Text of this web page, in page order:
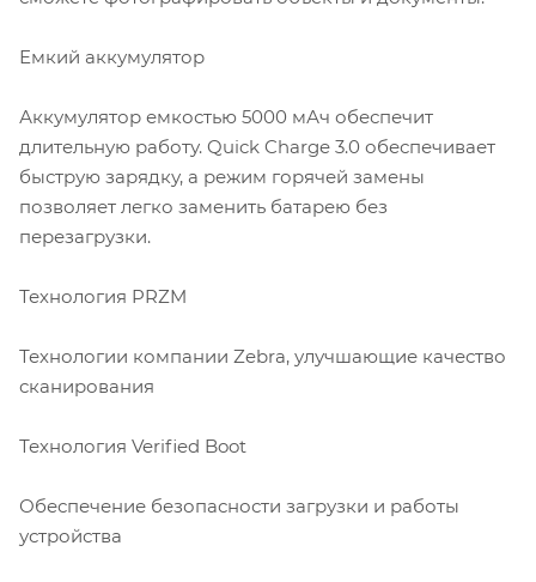
Емкий аккумулятор
Аккумулятор емкостью 5000 мАч обеспечит
длительную работу. Quick Charge 3.0 обеспечивает
быструю зарядку, а режим горячей замены
позволяет легко заменить батарею без
перезагрузки.
Технология PRZM
Технологии компании Zebra, улучшающие качество
сканирования
Технология Verified Boot
Обеспечение безопасности загрузки и работы
устройства